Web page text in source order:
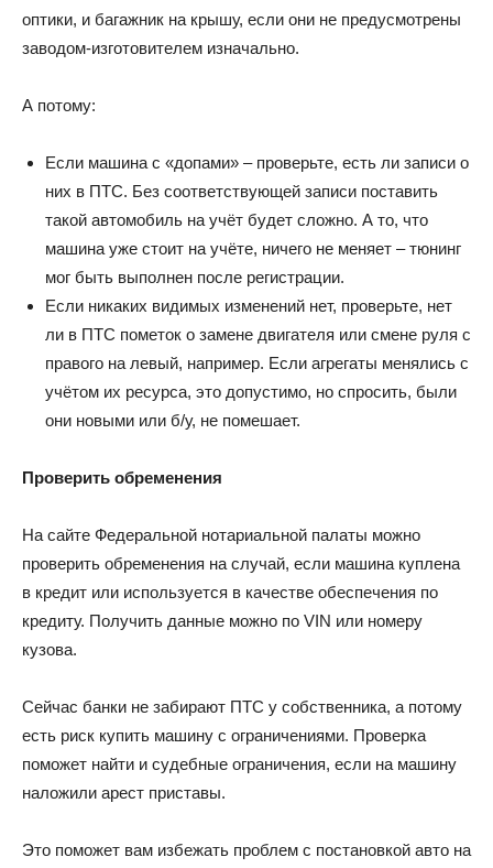
оптики, и багажник на крышу, если они не предусмотрены
заводом-изготовителем изначально.
А потому:
Если машина с «допами» – проверьте, есть ли записи о
них в ПТС. Без соответствующей записи поставить
такой автомобиль на учёт будет сложно. А то, что
машина уже стоит на учёте, ничего не меняет – тюнинг
мог быть выполнен после регистрации.
Если никаких видимых изменений нет, проверьте, нет
ли в ПТС пометок о замене двигателя или смене руля с
правого на левый, например. Если агрегаты менялись с
учётом их ресурса, это допустимо, но спросить, были
они новыми или б/у, не помешает.
Проверить обременения
На сайте Федеральной нотариальной палаты можно
проверить обременения на случай, если машина куплена
в кредит или используется в качестве обеспечения по
кредиту. Получить данные можно по VIN или номеру
кузова.
Сейчас банки не забирают ПТС у собственника, а потому
есть риск купить машину с ограничениями. Проверка
поможет найти и судебные ограничения, если на машину
наложили арест приставы.
Это поможет вам избежать проблем с постановкой авто на